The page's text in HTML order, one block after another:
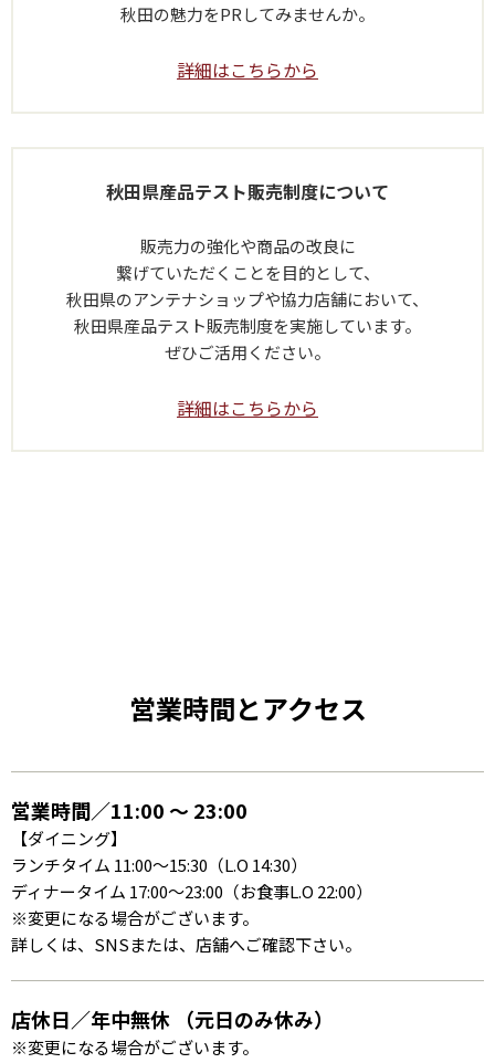
秋田の魅力をPRしてみませんか。
詳細はこちらから
秋田県産品テスト販売制度について
販売力の強化や商品の改良に
繋げていただくことを目的として、
秋田県のアンテナショップや協力店舗において、
秋田県産品テスト販売制度を実施しています。
ぜひご活用ください。
詳細はこちらから
営業時間とアクセス
営業時間／11:00 〜 23:00
【ダイニング】
ランチタイム 11:00～15:30（L.O 14:30）
ディナータイム 17:00～23:00（お食事L.O 22:00）
※変更になる場合がございます。
詳しくは、SNSまたは、店舗へご確認下さい。
店休日／年中無休 （元日のみ休み）
※変更になる場合がございます。